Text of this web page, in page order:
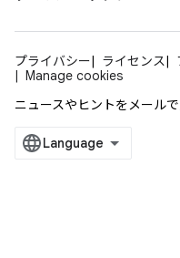
プライバシー ライセンス
Manage cookies
ニュースやヒントをメール